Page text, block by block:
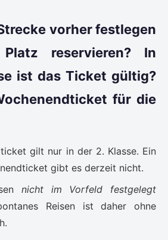
vorher festlegen
reservieren? In
ist das Ticket gültig?
für die
gilt nur in der 2. Klasse. Ein
gibt es derzeit nicht.
nicht im Vorfeld festgelegt
Reisen ist daher ohne